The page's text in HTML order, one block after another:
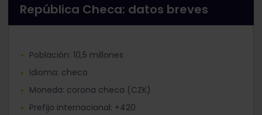
República Checa: datos breves
Población: 10,5 millones
Idioma: checo
Moneda: corona checa (CZK)
Prefijo internacional: +420